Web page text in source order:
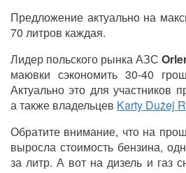
Предложение актуально на
70 литров каждая.
Лидер польского рынка АЗС
маювки сэкономить 30-40
Актуально это для участников
а также владельцев Karty Dużej
Обратите внимание, что на
выросла стоимость бензина,
за литр. А вот на дизель и газ